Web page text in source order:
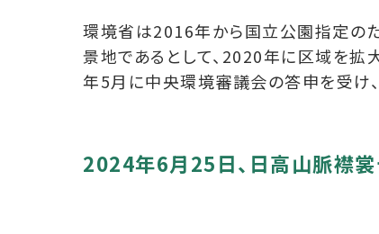
環境省は2016年から国立公園指定の
景地であるとして、2020年に区域を
年5月に中央環境審議会の答申を受け
2024年6月25日、日高山脈襟